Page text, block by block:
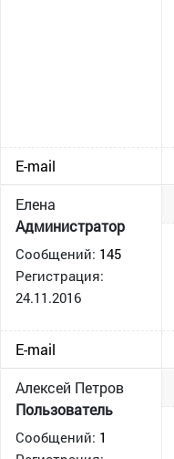
E-mail
Елена
Администратор
Сообщений: 145
Регистрация:
24.11.2016
E-mail
Алексей Петров
Пользователь
Сообщений: 1